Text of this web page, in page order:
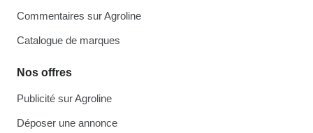
Commentaires sur Agroline
Catalogue de marques
Nos offres
Publicité sur Agroline
Déposer une annonce